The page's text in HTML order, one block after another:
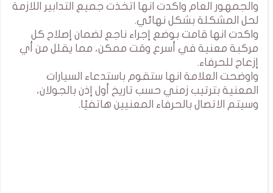
والجمهور العام واكدت انها اتخذت جميع التدابير اللازمة
لحل المشكلة بشكل نهائي.
واكدت انها قامت بوضع إجراء ناجع لضمان إصلاح كل
مركبة معنية في أسرع وقت ممكن، مما يقلل من أي
إزعاج للحرفاء.
واوضحت العلامة انها ستقوم باستدعاء السيارات
المعنية بترتيب زمني حسب تاريخ أول إذن بالجولان،
وسيتم الاتصال بالحرفاء المعنيين هاتفيًا.